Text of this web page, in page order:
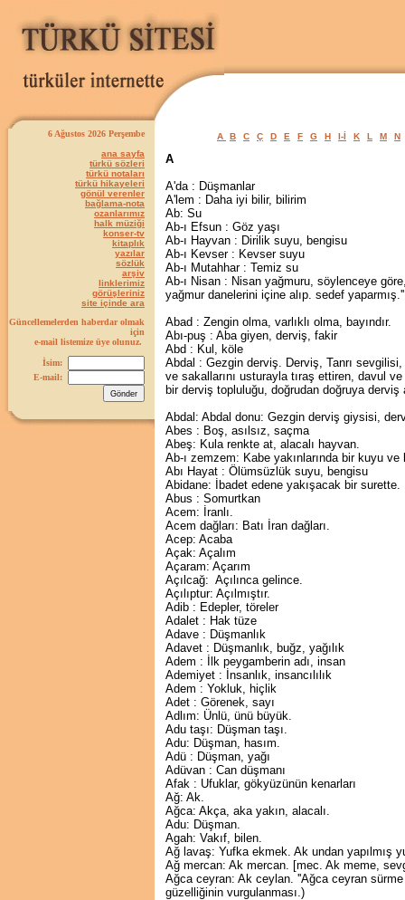
6 Ağustos 2026 Perşembe
ana sayfa
türkü sözleri
türkü notaları
türkü hikayeleri
gönül verenler
bağlama-nota
ozanlarımız
halk müziği
konser-tv
kitaplık
yazılar
sözlük
arşiv
linklerimiz
görüşleriniz
site içinde ara
Güncellemelerden haberdar olmak
için
e-mail listemize üye olunuz.
İsim:
E-mail:
A B C Ç D E F G H I-İ K L M N
A
A'da : Düşmanlar
A'lem : Daha iyi bilir, bilirim
Ab: Su
Ab-ı Efsun : Göz yaşı
Ab-ı Hayvan : Dirilik suyu, bengisu
Ab-ı Kevser : Kevser suyu
Ab-ı Mutahhar : Temiz su
Ab-ı Nisan : Nisan yağmuru, söylenceye
yağmur danelerini içine alıp. sedef yaparmış.''
Abad : Zengin olma, varlıklı olma, bayındır.
Abı-puş : Aba giyen, derviş, fakir
Abd : Kul, köle
Abdal : Gezgin derviş. Derviş, Tanrı sevgilisi,
ve sakallarını usturayla tıraş ettiren, davul
bir derviş topluluğu, doğrudan doğruya derviş
Abdal: Abdal donu: Gezgin derviş giysisi,
Abes : Boş, asılsız, saçma
Abeş: Kula renkte at, alacalı hayvan.
Ab-ı zemzem: Kabe yakınlarında bir kuyu
Abı Hayat : Ölümsüzlük suyu, bengisu
Abidane: İbadet edene yakışacak bir surette.
Abus : Somurtkan
Acem: İranlı.
Acem dağları: Batı İran dağları.
Acep: Acaba
Açak: Açalım
Açaram: Açarım
Açılcağ: Açılınca gelince.
Açılıptur: Açılmıştır.
Adib : Edepler, töreler
Adalet : Hak tüze
Adave : Düşmanlık
Adavet : Düşmanlık, buğz, yağılık
Adem : İlk peygamberin adı, insan
Ademiyet : İnsanlık, insancılılık
Adem : Yokluk, hiçlik
Adet : Görenek, sayı
Adlım: Ünlü, ünü büyük.
Adu taşı: Düşman taşı.
Adu: Düşman, hasım.
Adü : Düşman, yağı
Adüvan : Can düşmanı
Afak : Ufuklar, gökyüzünün kenarları
Ağ: Ak.
Ağca: Akça, aka yakın, alacalı.
Adu: Düşman.
Agah: Vakıf, bilen.
Ağ lavaş: Yufka ekmek. Ak undan yapılmış
Ağ mercan: Ak mercan. [mec. Ak meme,
Ağca ceyran: Ak ceylan. ''Ağca ceyran
güzelliğinin vurgulanması.)